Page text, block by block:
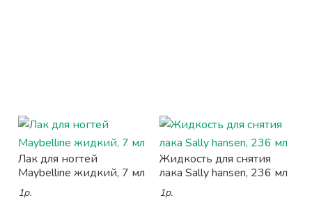
Лак для ногтей
Maybelline жидкий, 7 мл
1р.
Жидкость для снятия
лака Sally hansen, 236 мл
1р.